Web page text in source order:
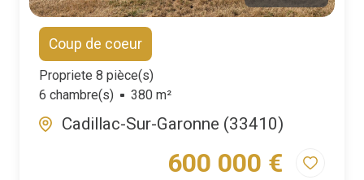
Coup de coeur
Propriete 8 pièce(s)
6 chambre(s)
380 m²
Cadillac-Sur-Garonne (33410)
600 000 €